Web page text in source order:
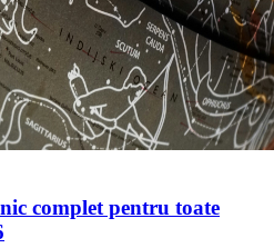
complet pentru toate